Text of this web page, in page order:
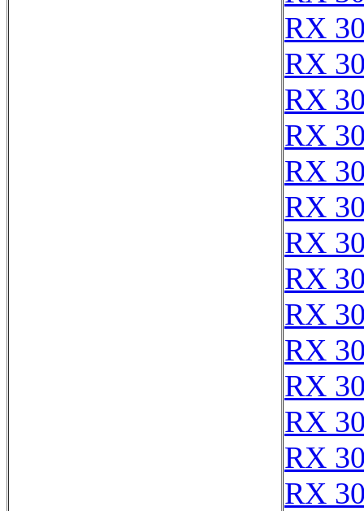
RX
RX
RX
RX
RX
RX
RX
RX
RX
RX
RX
RX
RX
RX